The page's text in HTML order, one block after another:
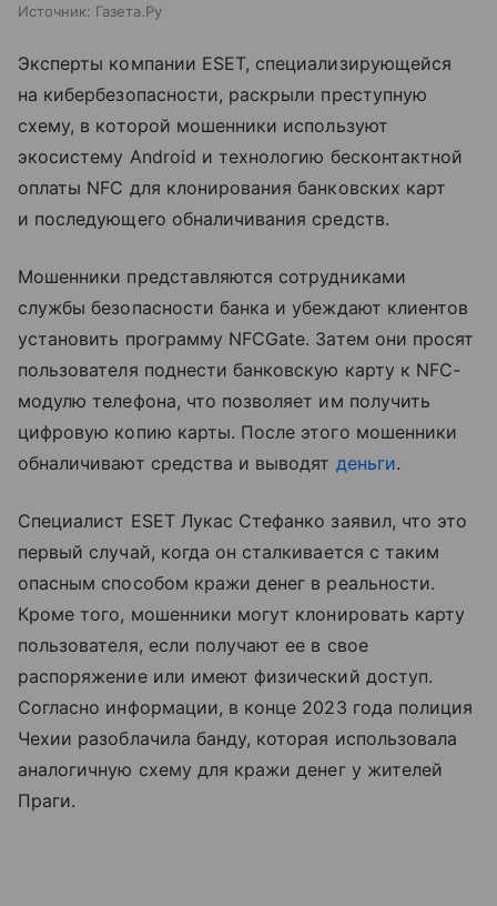
Источник: Газета.Ру
Эксперты компании ESET, специализирующейся
на кибербезопасности, раскрыли преступную
схему, в которой мошенники используют
экосистему Android и технологию бесконтактной
оплаты NFC для клонирования банковских карт
и последующего обналичивания средств.
Мошенники представляются сотрудниками
службы безопасности банка и убеждают клиентов
установить программу NFCGate. Затем они просят
пользователя поднести банковскую карту к NFC-
модулю телефона, что позволяет им получить
цифровую копию карты. После этого мошенники
обналичивают средства и выводят деньги.
Специалист ESET Лукас Стефанко заявил, что это
первый случай, когда он сталкивается с таким
опасным способом кражи денег в реальности.
Кроме того, мошенники могут клонировать карту
пользователя, если получают ее в свое
распоряжение или имеют физический доступ.
Согласно информации, в конце 2023 года полиция
Чехии разоблачила банду, которая использовала
аналогичную схему для кражи денег у жителей
Праги.